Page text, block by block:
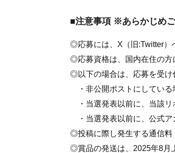
■注意事項 ※あらかじめ
◎応募には、X（旧:Twitter）
◎応募資格は、国内在住の方
◎以下の場合は、応募を受け
・非公開ポストにしている
・当選発表以前に、当該リ
・当選発表以前に、公式ア
◎投稿に際し発生する通信料
◎賞品の発送は、2025年8月